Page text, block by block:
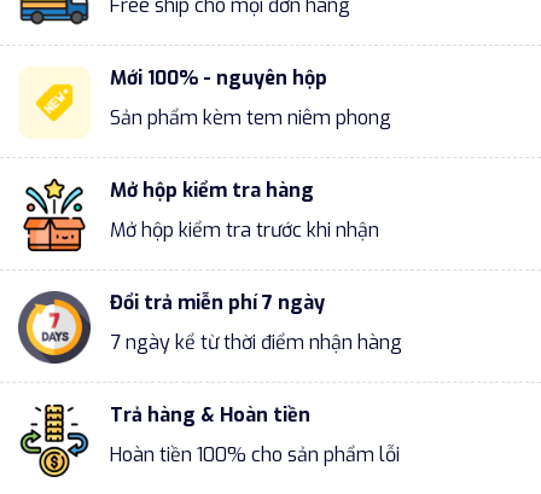
Mới 100% - nguyên hộp
Sản phẩm kèm tem niêm phong
Mở hộp kiểm tra hàng
Mở hộp kiểm tra trước khi nhận
Đổi trả miễn phí 7 ngày
7 ngày kể từ thời điểm nhận hàng
Trả hàng & Hoàn tiền
Hoàn tiền 100% cho sản phẩm lỗi